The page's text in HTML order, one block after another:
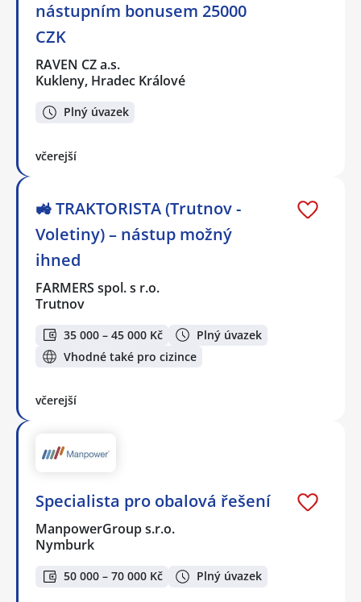
nástupním bonusem 25000
CZK
RAVEN CZ a.s.
Kukleny, Hradec Králové
Plný úvazek
včerejší
🚜 TRAKTORISTA (Trutnov -
Voletiny) – nástup možný
ihned
FARMERS spol. s r.o.
Trutnov
35 000 – 45 000 Kč
Plný úvazek
Vhodné také pro cizince
včerejší
Specialista pro obalová řešení
ManpowerGroup s.r.o.
Nymburk
50 000 – 70 000 Kč Plný úvazek